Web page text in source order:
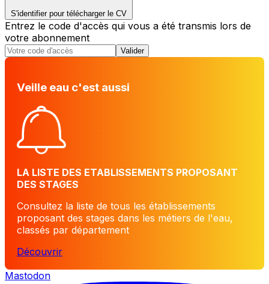
S'identifier pour télécharger le CV
Entrez le code d'accès qui vous a été transmis lors de
votre abonnement
Valider
Veille eau c'est aussi
LA LISTE DES ETABLISSEMENTS PROPOSANT
DES STAGES
Consultez la liste de tous les établissements
proposant des stages dans les métiers de l'eau,
classés par département
Découvrir
Mastodon